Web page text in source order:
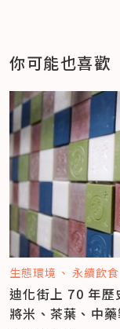
你可能也喜歡
生態環境 永續飲食
迪化街上 70 年
將米、茶葉、中